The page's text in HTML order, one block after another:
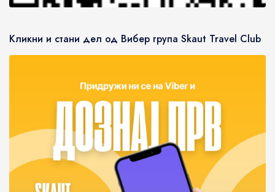
Кликни и стани дел од Вибер група Skaut Travel Club